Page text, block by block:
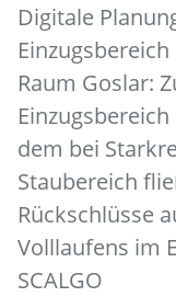
Digitale
Raum Goslar:
dem bei
Staubereich
Rückschlüsse
Volllaufens im
SCALGO